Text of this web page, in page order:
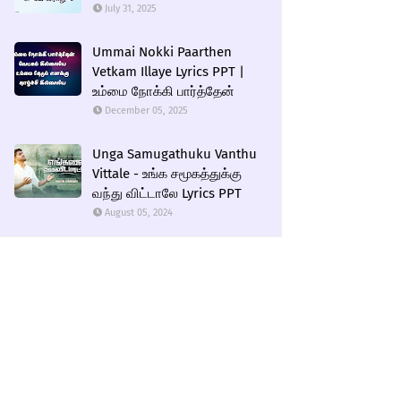
July 31, 2025
Ummai Nokki Paarthen
Vetkam Illaye Lyrics PPT |
உம்மை நோக்கி பார்த்தேன்
December 05, 2025
Unga Samugathuku Vanthu
Vittale - உங்க சமூகத்துக்கு
வந்து விட்டாலே Lyrics PPT
August 05, 2024